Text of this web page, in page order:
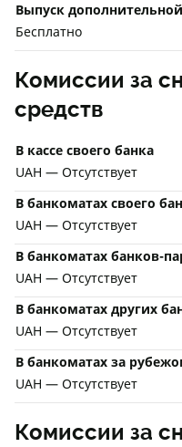
Выпуск
Бесплатно
Комиссии за
средств
В кассе своего банка
UAH — Отсутствует
В банкоматах своего
UAH — Отсутствует
В банкоматах банков-
UAH — Отсутствует
В банкоматах других
UAH — Отсутствует
В банкоматах за
UAH — Отсутствует
Комиссии за